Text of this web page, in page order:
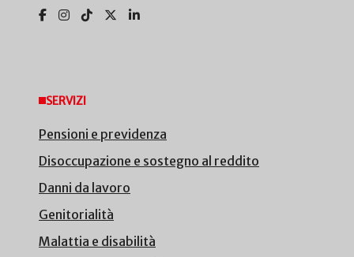
SERVIZI
Pensioni e previdenza
Disoccupazione e sostegno al reddito
Danni da lavoro
Genitorialità
Malattia e disabilità